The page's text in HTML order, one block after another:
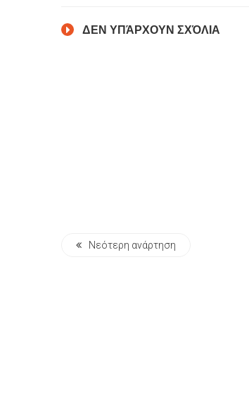
ΔΕΝ ΥΠΆΡΧΟΥΝ ΣΧΌΛΙΑ
Νεότερη ανάρτηση